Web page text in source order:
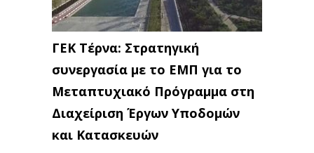
ΓΕΚ Τέρνα: Στρατηγική
συνεργασία με το ΕΜΠ για το
Μεταπτυχιακό Πρόγραμμα στη
Διαχείριση Έργων Υποδομών
και Κατασκευών